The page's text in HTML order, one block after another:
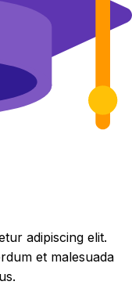
adipiscing elit.
et malesuada